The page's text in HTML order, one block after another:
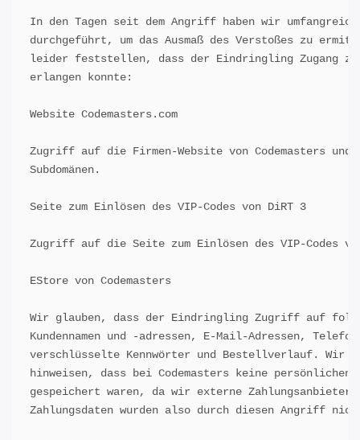
In den Tagen seit dem Angriff haben wir
durchgeführt, um das Ausmaß des Verstoßes zu
leider feststellen, dass der Eindringling Zugang zu
erlangen konnte:
Website Codemasters.com
Zugriff auf die Firmen-Website von Codemasters und
Subdomänen.
Seite zum Einlösen des VIP-Codes von DiRT 3
Zugriff auf die Seite zum Einlösen des VIP-Codes
EStore von Codemasters
Wir glauben, dass der Eindringling Zugriff auf
Kundennamen und -adressen, E-Mail-Adressen,
verschlüsselte Kennwörter und Bestellverlauf. Wir
hinweisen, dass bei Codemasters keine persönlichen
gespeichert waren, da wir externe Zahlungsanbieter
Zahlungsdaten wurden also durch diesen Angriff